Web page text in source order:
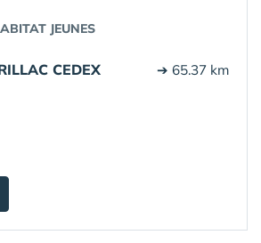
JEUNES
CEDEX ➔ 65.37 km